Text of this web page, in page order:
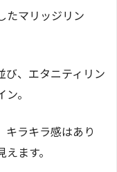
たマリッジリン
び、エタニティリン
。
キラキラ感はあり
ます。